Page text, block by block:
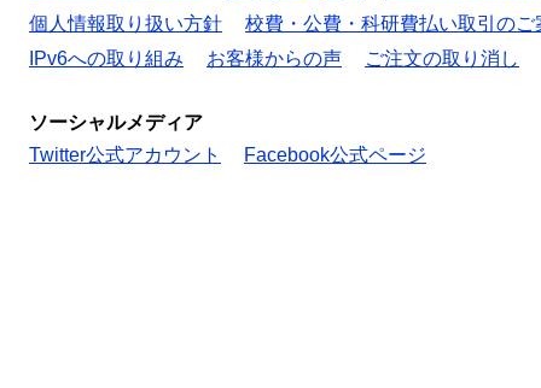
個人情報取り扱い方針
校費・公費・科研費払い取引のご
IPv6への取り組み
お客様からの声 ご注文の取り消し
ソーシャルメディア
Twitter公式アカウント
Facebook公式ページ